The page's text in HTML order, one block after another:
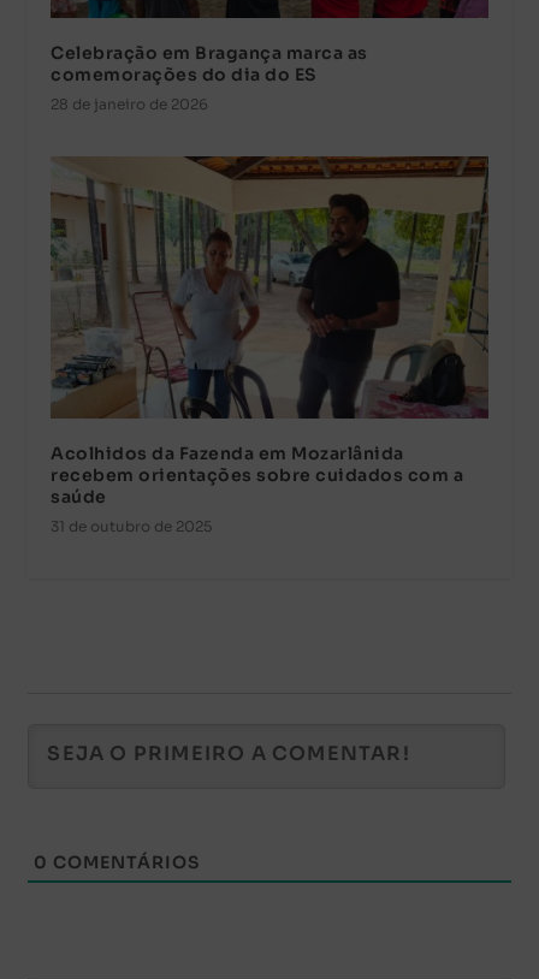
Celebração em Bragança marca as
comemorações do dia do ES
28 de janeiro de 2026
Acolhidos da Fazenda em Mozarlânida
recebem orientações sobre cuidados com a
saúde
31 de outubro de 2025
0 COMENTÁRIOS